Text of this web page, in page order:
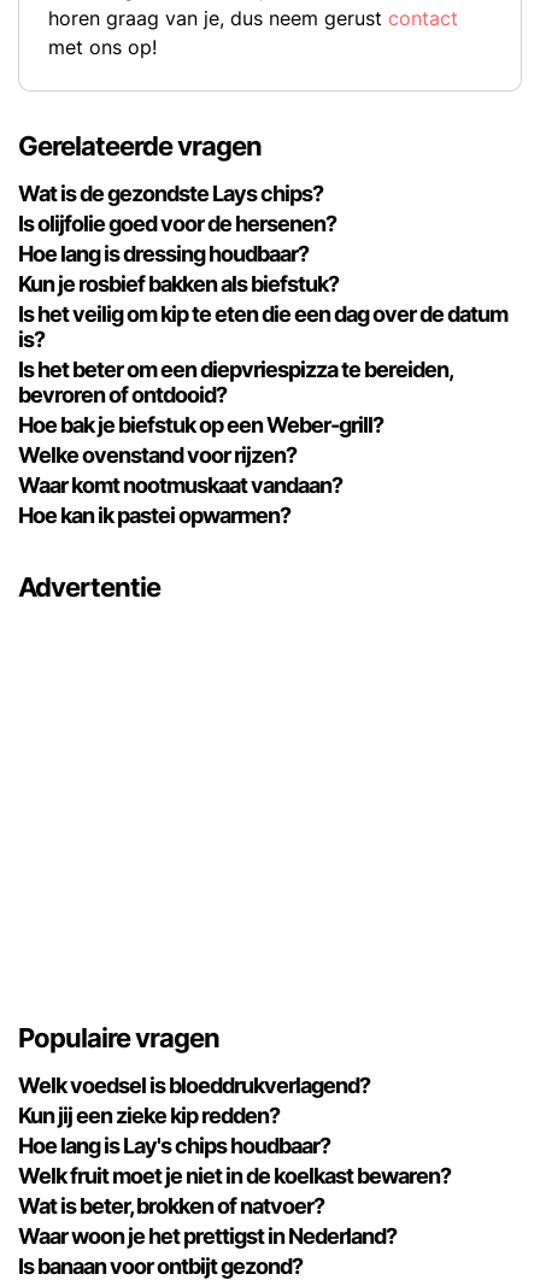
horen graag van je, dus neem gerust contact
met ons op!
Gerelateerde vragen
Wat is de gezondste Lays chips?
Is olijfolie goed voor de hersenen?
Hoe lang is dressing houdbaar?
Kun je rosbief bakken als biefstuk?
Is het veilig om kip te eten die een dag over de datum
is?
Is het beter om een ​​diepvriespizza te bereiden,
bevroren of ontdooid?
Hoe bak je biefstuk op een Weber-grill?
Welke ovenstand voor rijzen?
Waar komt nootmuskaat vandaan?
Hoe kan ik pastei opwarmen?
Advertentie
Populaire vragen
Welk voedsel is bloeddrukverlagend?
Kun jij een zieke kip redden?
Hoe lang is Lay's chips houdbaar?
Welk fruit moet je niet in de koelkast bewaren?
Wat is beter, brokken of natvoer?
Waar woon je het prettigst in Nederland?
Is banaan voor ontbijt gezond?